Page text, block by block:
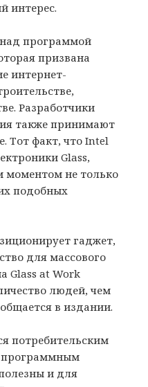
интерес.
над программой
призвана
интернет-
Разработчики
также принимают
Тот факт, что Intel
Glass,
моментом не только
подобных
гаджет,
для массового
Glass at Work
людей, чем
в издании.
потребительским
программным
и для